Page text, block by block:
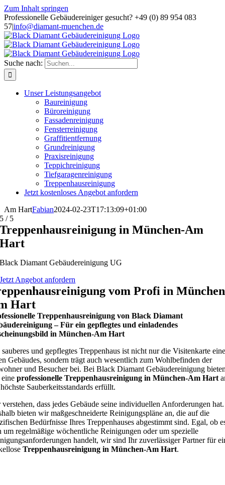
Zum Inhalt springen
Professionelle Gebäudereiniger gesucht? +49 (0) 89 954 083
57|info@diamant-muenchen.de
Suche nach:
Unser Leistungsangebot
Baureinigung
Büroreinigung
Fassadenreinigung
Fensterreinigung
Graffitientfernung
Grundreinigung
Praxisreinigung
Teppichreinigung
Tiefgaragenreinigung
Treppenhausreinigung
Jetzt kostenloses Angebot anfordern
Am HartFabian2024-02-23T17:13:09+01:00
5 / 5
Treppenhausreinigung in München-Am
Hart
Black Diamant Gebäudereinigung UG
Jetzt Angebot anfordern
vom Profi in
Hart
Treppenhausreinigung von Black Diamant
– Für ein gepflegtes und einladendes
in München-Am Hart
und gepflegtes Treppenhaus ist nicht nur die Visitenkarte
Gebäudes, sondern trägt auch wesentlich zum Wohlbefinden der
und Besucher bei. Bei Black Diamant Gebäudereinigung
professionelle Treppenhausreinigung in München-Am Hart
Sauberkeitsstandards erfüllt.
dass jedes Gebäude seine individuellen Anforderungen hat.
bieten wir maßgeschneiderte Reinigungspläne an, die auf die
Bedürfnisse Ihres Treppenhauses abgestimmt sind. Egal, ob
um regelmäßige wöchentliche Reinigungen oder um spezielle
handelt, wir sind Ihr zuverlässiger Partner für
Treppenhausreinigung in München-Am Hart.